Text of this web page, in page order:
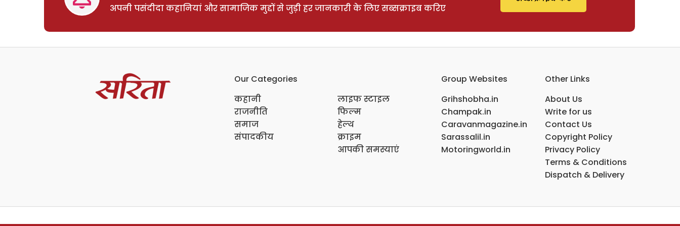
अपनी पसंदीदा कहानियां और सामाजिक मुद्दों से जुड़ी हर जानकारी के लिए सब्सक्राइब करिए
Our Categories
कहानी
राजनीति
समाज
संपादकीय
लाइफ स्टाइल
फिल्म
हेल्थ
क्राइम
आपकी समस्याएं
Group Websites
Grihshobha.in
Champak.in
Caravanmagazine.in
Sarassalil.in
Motoringworld.in
Other Links
About Us
Write for us
Contact Us
Copyright Policy
Privacy Policy
Terms & Conditions
Dispatch & Delivery